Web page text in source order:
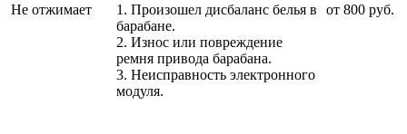
Не отжимает
1. Произошел дисбаланс белья в
барабане.
2. Износ или повреждение
ремня привода барабана.
3. Неисправность электронного
модуля.
от 800 руб.